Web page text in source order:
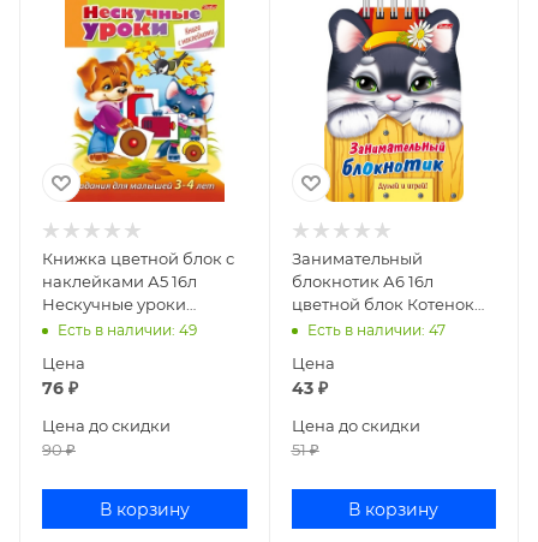
Книжка цветной блок с
наклейками А5 16л
Нескучные уроки
Задания 16Кц5н_14244
Есть в наличии: 49
Цена
76 ₽
Цена до скидки
90₽
В корзину
Занимательный
блокнотик А6 16л
цветной блок Котенок
16Кц6гр_15195
Есть в наличии: 47
Цена
43₽
Цена до скидки
51₽
В корзину